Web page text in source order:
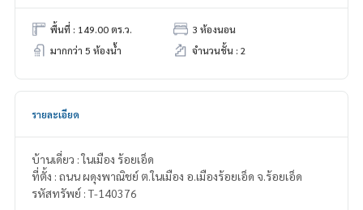
พื้นที่ : 149.00 ตร.ว.
3 ห้องนอน
มากกว่า 5 ห้องน้ำ
จำนวนชั้น : 2
รายละเอียด
บ้านเดี่ยว : ในเมือง ร้อยเอ็ด
ที่ตั้ง : ถนน ผดุงพาณิชย์ ต.ในเมือง อ.เมืองร้อยเอ็ด จ.ร้อยเอ็ด
รหัสทรัพย์ : T-140376